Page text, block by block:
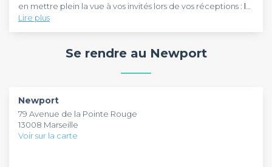
en mettre plein la vue à vos invités lors de vos réceptions : le
Newport.
Ce lieu raffiné vous offrira l'énorme privilège de passer une
magique au bleu profond* de la Mer Méditerranée. C'est
anniversaire, mariage, évènement d'entreprise... Aussi, les
grands espaces de cette salle sont également les grandes
qualités que pourra représenter pour vous ce lieu, qui sont
également idéales pour un
Convaincu ? Pensez à
pas longtemps sur les côtes de la Méditerranée.
Lire plus
Se rendre au Newport
Newport
79 Avenue de la Pointe Rouge
13008 Marseille
Voir sur la carte